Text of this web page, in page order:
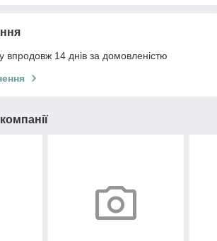
впродовж 14 днів за домовленістю